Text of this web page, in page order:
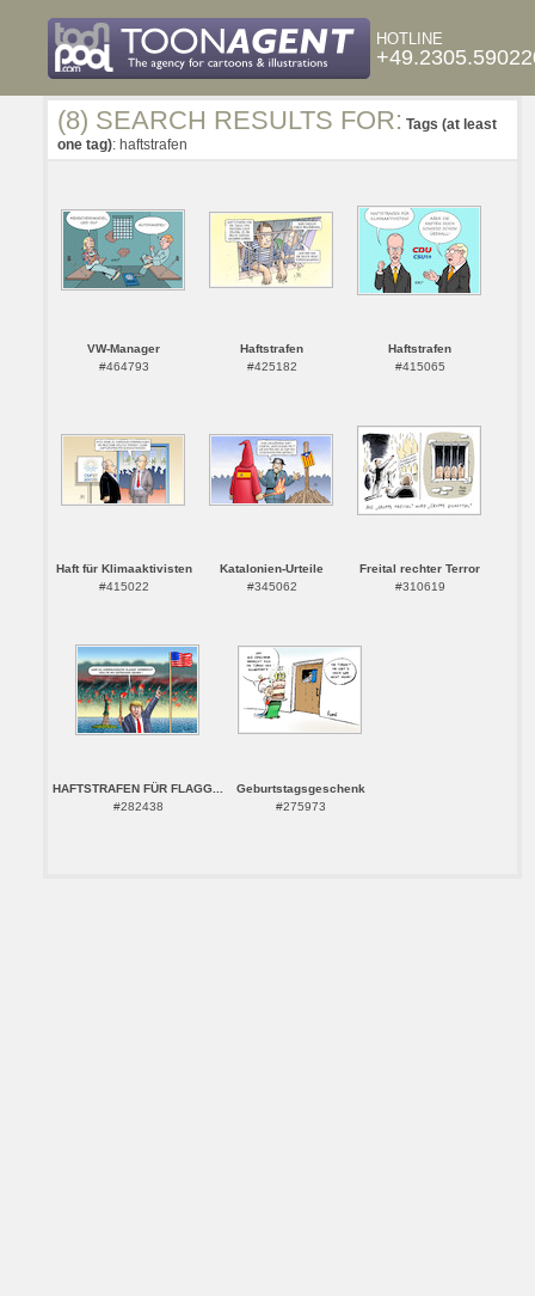
HOTLINE
(8) SEARCH RESULTS FOR: Tags (at least
one tag): haftstrafen
VW-Manager
#464793
Haftstrafen
#425182
Haftstrafen
#415065
Haft für Klimaaktivisten
#415022
Katalonien-Urteile
#345062
Freital rechter Terror
#310619
HAFTSTRAFEN FÜR FLAGG...
#282438
Geburtstagsgeschenk
#275973